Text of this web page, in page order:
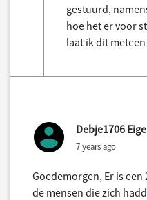
gestuurd,
hoe het er voor
laat ik dit
Debje1706
7 years ago
Goedemorgen, Er is
de mensen die zich